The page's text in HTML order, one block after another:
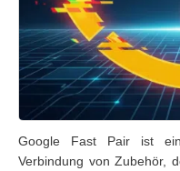
Google Fast Pair ist
Verbindung von Zubehör,